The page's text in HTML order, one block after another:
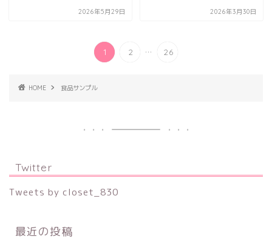
2026年5月29日 2026年3月30日
1 2 ... 26
HOME 食品サンプル
Twitter
Tweets by closet_830
最近の投稿